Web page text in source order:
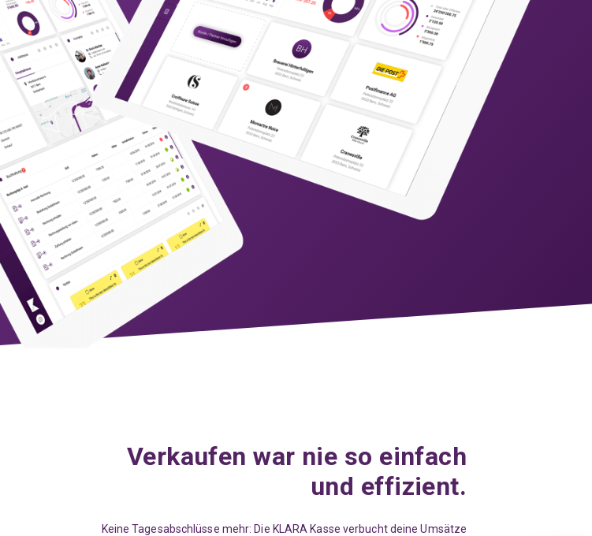
Verkaufen war nie so einfach
und effizient.
Keine Tagesabschlüsse mehr: Die KLARA Kasse verbucht deine Umsätze